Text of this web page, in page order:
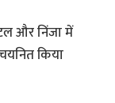
और निंजा में
किया